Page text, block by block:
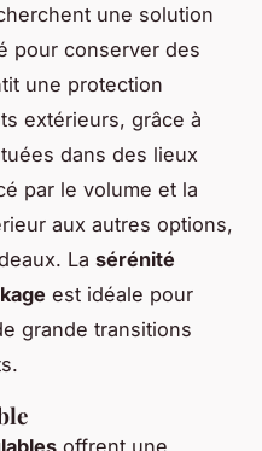
une solution
pour conserver des
une protection
extérieurs, grâce à
dans des lieux
par le volume et la
aux autres options,
La sérénité
est idéale pour
grande transitions
offrent une